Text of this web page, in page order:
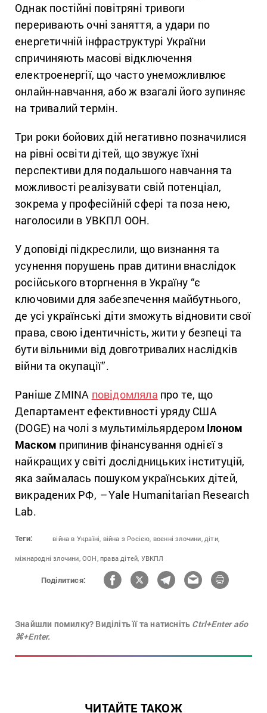
Однак постійні повітряні тривоги
переривають очні заняття, а удари по
енергетичній інфраструктурі України
спричиняють масові відключення
електроенергії, що часто унеможливлює
онлайн-навчання, або ж взагалі його зупиняє
на тривалий термін.
Три роки бойових дій негативно позначилися
на рівні освіти дітей, що звужує їхні
перспективи для подальшого навчання та
можливості реалізувати свій потенціал,
зокрема у професійній сфері та поза нею,
наголосили в УВКПЛ ООН.
У доповіді підкреслили, що визнання та
усунення порушень прав дитини внаслідок
російського вторгнення в Україну “є
ключовими для забезпечення майбутнього,
де усі українські діти зможуть відновити свої
права, свою ідентичність, жити у безпеці та
бути вільними від довготривалих наслідків
війни та окупації”.
Раніше ZMINA повідомляла про те, що
Департамент ефективності уряду США
(DOGE) на чолі з мультимільярдером Ілоном
Маском припинив фінансування однієї з
найкращих у світі дослідницьких інституцій,
яка займалась пошуком українських дітей,
викрадених РФ, –Yale Humanitarian Research
Lab.
Теги: війна в Україні, війна з Росією, воєнні злочини, діти,
міжнародні злочини, ООН, права дітей, УВКПЛ
Поділитися:
Знайшли помилку? Виділіть її та натисніть Ctrl+Enter або
⌘+Enter.
ЧИТАЙТЕ ТАКОЖ